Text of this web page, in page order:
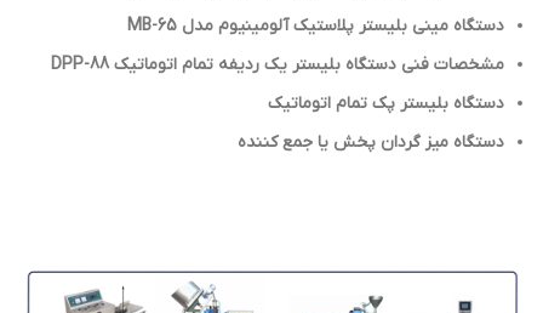
دستگاه مینی بلیستر پلاستیک آلومینیوم مدل MB-65
مشخصات فنی دستگاه بليستر یک ردیفه تمام اتوماتيک DPP-88
دستگاه بلیستر پک تمام اتوماتیک
دستگاه ميز گردان پخش يا جمع كننده